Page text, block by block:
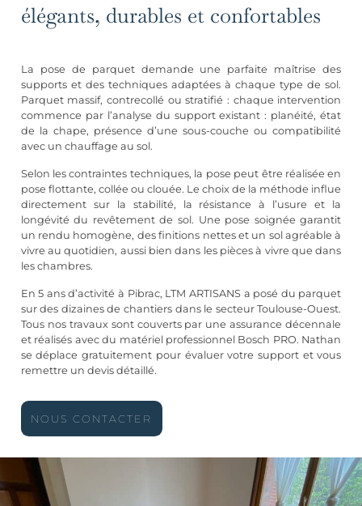
élégants, durables et confortables
La pose de parquet demande une parfaite maîtrise des
supports et des techniques adaptées à chaque type de sol.
Parquet massif, contrecollé ou stratifié : chaque intervention
commence par l’analyse du support existant : planéité, état
de la chape, présence d’une sous-couche ou compatibilité
avec un chauffage au sol.
Selon les contraintes techniques, la pose peut être réalisée en
pose flottante, collée ou clouée. Le choix de la méthode influe
directement sur la stabilité, la résistance à l’usure et la
longévité du revêtement de sol. Une pose soignée garantit
un rendu homogène, des finitions nettes et un sol agréable à
vivre au quotidien, aussi bien dans les pièces à vivre que dans
les chambres.
En 5 ans d’activité à Pibrac, LTM ARTISANS a posé du parquet
sur des dizaines de chantiers dans le secteur Toulouse-Ouest.
Tous nos travaux sont couverts par une assurance décennale
et réalisés avec du matériel professionnel Bosch PRO. Nathan
se déplace gratuitement pour évaluer votre support et vous
remettre un devis détaillé.
NOUS CONTACTER